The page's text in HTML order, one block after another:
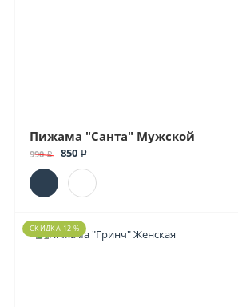
Пижама "Санта" Мужской
990 ₽ 850 ₽
СКИДКА 12 %